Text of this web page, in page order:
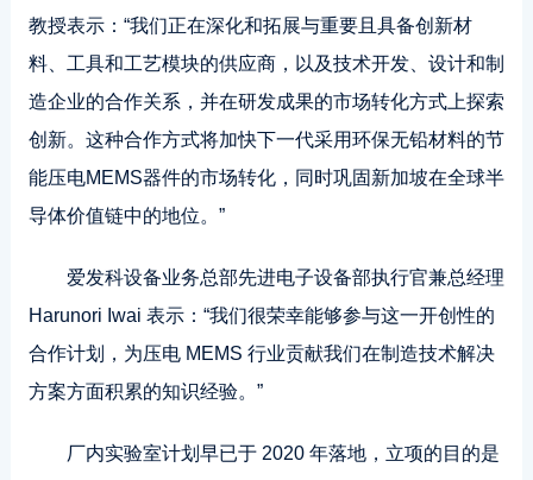
教授表示：“我们正在深化和拓展与重要且具备创新材
料、工具和工艺模块的供应商，以及技术开发、设计和制
造企业的合作关系，并在研发成果的市场转化方式上探索
创新。这种合作方式将加快下一代采用环保无铅材料的节
能压电MEMS器件的市场转化，同时巩固新加坡在全球半
导体价值链中的地位。”
爱发科设备业务总部先进电子设备部执行官兼总经理
Harunori Iwai 表示：“我们很荣幸能够参与这一开创性的
合作计划，为压电 MEMS 行业贡献我们在制造技术解决
方案方面积累的知识经验。”
厂内实验室计划早已于 2020 年落地，立项的目的是